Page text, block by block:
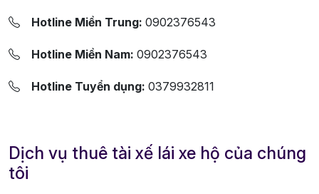
Hotline Miền Trung: 0902376543
Hotline Miền Nam: 0902376543
Hotline Tuyển dụng: 0379932811
Dịch vụ thuê tài xế lái xe hộ của chúng
tôi